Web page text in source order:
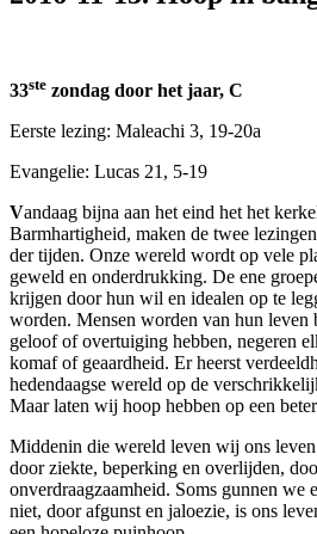
33ste zondag door het jaar, C
Eerste lezing: Maleachi 3, 19-20a
Evangelie: Lucas 21, 5-19
Vandaag bijna aan het eind het het
Barmhartigheid, maken de twee
der tijden. Onze wereld wordt op vele
geweld en onderdrukking. De ene
krijgen door hun wil en idealen op te
worden. Mensen worden van hun leven
geloof of overtuiging hebben, negeren
komaf of geaardheid. Er heerst
hedendaagse wereld op de
Maar laten wij hoop hebben op een
Middenin die wereld leven wij ons
door ziekte, beperking en overlijden,
onverdraagzaamheid. Soms gunnen we
niet, door afgunst en jaloezie, is ons